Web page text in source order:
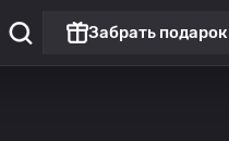
Забрать подарок